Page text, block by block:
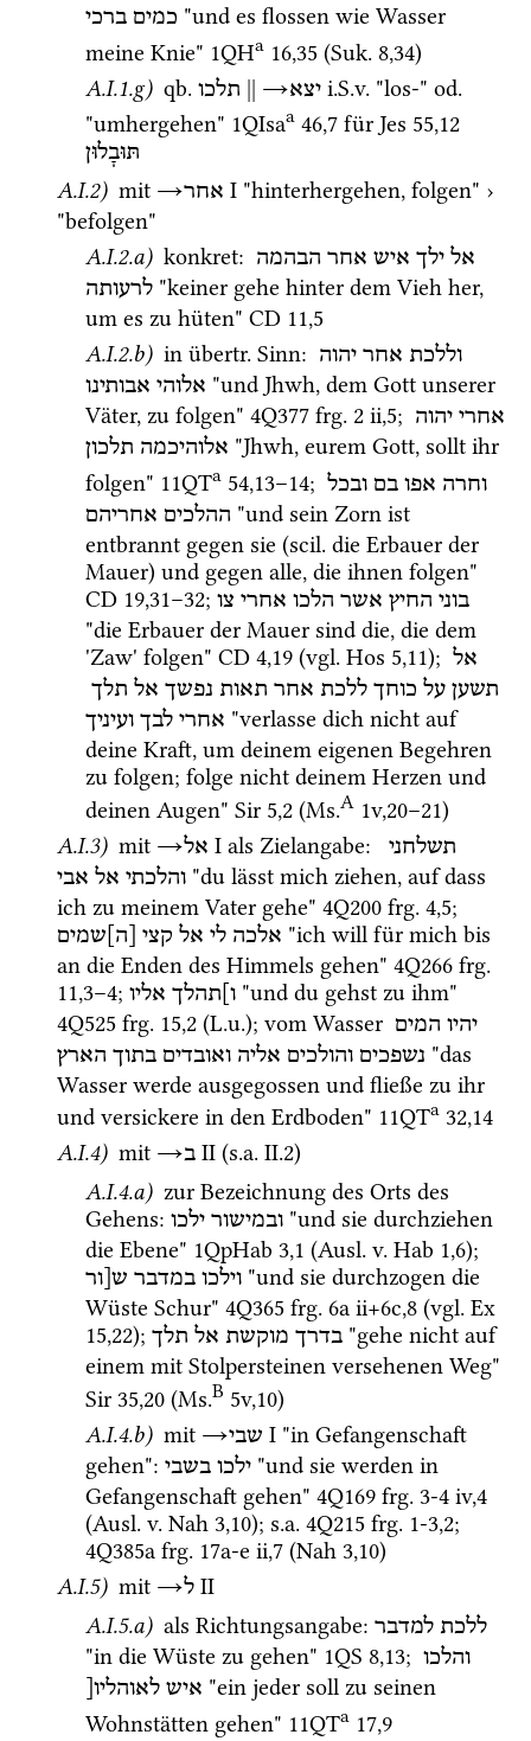
כמים ברכי
"und es flossen wie Wasser
meine Knie" 1QHa 16,35 (Suk. 8,34)
A.I.1.g) qb. תלכו || →יצא i.S.v. "los-" od.
"umhergehen" 1QIsaa 46,7 für Jes 55,12
תּוּבָלוּן
A.I.2) mit →אחר ‎ I "hinterhergehen, folgen" ›
"befolgen"
A.I.2.a) konkret: אל ילך איש אחר הבהמה
לרעותה "keiner gehe hinter dem Vieh her,
um es zu hüten" CD 11,5
A.I.2.b) in übertr. Sinn: וללכת אחר יהוה
אלוהי אבותינו
"und Jhwh, dem Gott unserer
Väter, zu folgen" 4Q377 frg. 2 ii,5; אחרי יהוה
אלוהיכמה תלכון
"Jhwh, eurem Gott, sollt ihr
folgen" 11QTa 54,13–14; וחרה אפו בם ובכל
ההלכים אחריהם
"und sein Zorn ist
entbrannt gegen sie (scil. die Erbauer der
CD 19,31–32; בוני החיץ אשר הלכו אחרי צו
"die Erbauer der Mauer sind die, die dem
'Zaw' folgen" CD 4,19 (vgl. Hos 5,11); אל
תשען על כוחך ללכת אחר תאות נפשך אל תלך
אחרי לבך ועיניך
"verlasse dich nicht auf
deine Kraft, um deinem eigenen Begehren
zu folgen; folge nicht deinem Herzen und
deinen Augen" Sir 5,2 (Ms.A 1v,20–21)
A.I.3) mit →אל ‎ I als Zielangabe:
תשלחני
והלכתי אל אבי
"du lässt mich ziehen, auf dass
ich zu meinem Vater gehe" 4Q200 frg. 4,5
אלכה לי אל קצי [ה]שמים
"ich will für mich bis
an die Enden des Himmels gehen" 4Q266 frg.
11,3–4; ו]תהלך אליו
4Q525 frg. 15,2 (L.u.); vom Wasser יהיו המים
נשפכים והולכים אליה ואובדים בתוך הארץ
"das
Wasser werde ausgegossen und fließe zu ihr
und versickere in den Erdboden" 11QTa 32,14
A.I.4) mit →ב ‎ II (s.a. II.2)
A.I.4.a) zur Bezeichnung des Orts des
Gehens: ובמישור ילכו
"und sie durchziehen
die Ebene" 1QpHab 3,1 (Ausl. v. Hab 1,6
וילכו במדבר ש[ור
"und sie durchzogen die
Wüste Schur" 4Q365 frg. 6a ii+6c,8 (vgl. Ex
15,22); בדרך מוקשת אל תלך
"gehe nicht auf
Sir 35,20 (Ms.B 5v,10)
A.I.4.b) mit →שבי ‎ I "in Gefangenschaft
gehen": ילכו בשבי
"und sie werden in
Gefangenschaft gehen" 4Q169 frg. 3-4 iv,4
(Ausl. v. Nah 3,10); s.a. 4Q215 frg. 1-3,2
4Q385a frg. 17a-e ii,7 (Nah 3,10)
A.I.5) mit →ל ‎ II
A.I.5.a) als Richtungsangabe: ללכת למדבר
"in die Wüste zu gehen" 1QS 8,13; והלכו
איש לאוהליו[
"ein jeder soll zu seinen
Wohnstätten gehen" 11QTa 17,9